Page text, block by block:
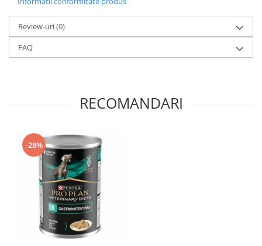
Review-uri(0)
FAQ
RECOMANDARI
-28%